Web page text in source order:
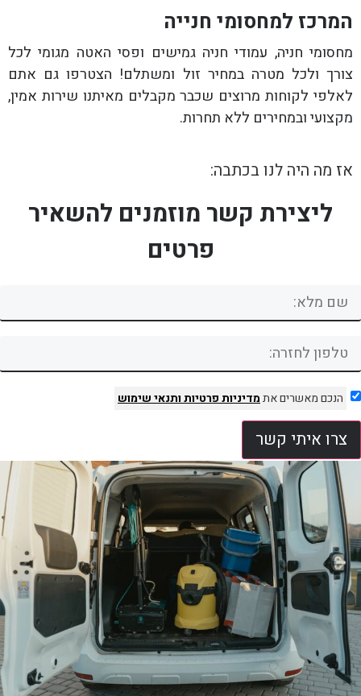
המרכז למחסומי חנייה
מחסומי חניה, עמודי חניה גמישים ופסי האטה מגומי לכל
צורך ולכל מטרה במחיר זול ומשתלם! הצטרפו גם אתם
לאלפי לקוחות מרוצים שכבר מקבלים מאיתנו שירות אמין,
מקצועי ובמחירים ללא תחרות.
אז מה היה לנו בכתבה:
ליצירת קשר מוזמנים להשאיר
פרטים
הנכם מאשרים אתמדיניות פרטיותותנאי שימוש
צרו איתי קשר